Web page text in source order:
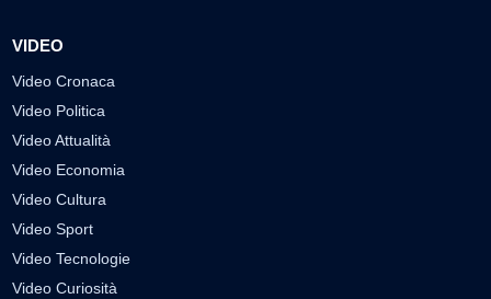
VIDEO
Video Cronaca
Video Politica
Video Attualità
Video Economia
Video Cultura
Video Sport
Video Tecnologie
Video Curiosità